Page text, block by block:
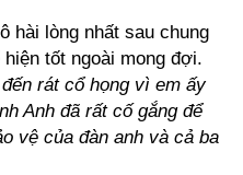
hài lòng nhất sau chung
tốt ngoài mong đợi.
rát cổ họng vì em ấy
Anh đã rất cố gắng để
vệ của đàn anh và cả ba